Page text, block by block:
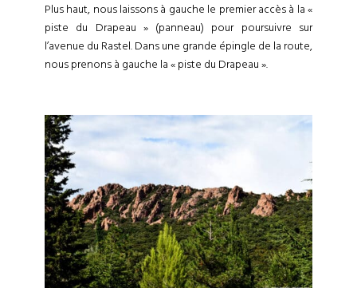
Plus haut, nous laissons à gauche le premier accès à la «
piste du Drapeau » (panneau) pour poursuivre sur
l’avenue du Rastel. Dans une grande épingle de la route,
nous prenons à gauche la « piste du Drapeau ».